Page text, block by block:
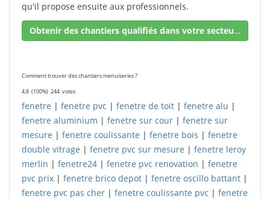
qu'il propose ensuite aux professionnels.
Obtenir des chantiers qualifiés dans votre secteur !
Comment trouver des chantiers menuiseries ?
4,8 (100%) 244 votes
fenetre | fenetre pvc | fenetre de toit | fenetre alu |
fenetre aluminium | fenetre sur cour | fenetre sur
mesure | fenetre coulissante | fenetre bois | fenetre
double vitrage | fenetre pvc sur mesure | fenetre leroy
merlin | fenetre24 | fenetre pvc renovation | fenetre
pvc prix | fenetre brico depot | fenetre oscillo battant |
fenetre pvc pas cher | fenetre coulissante pvc | fenetre